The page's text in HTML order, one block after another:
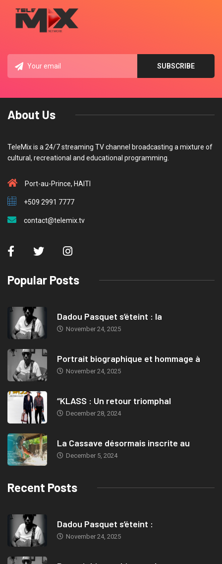
About Us
TeleMix is a 24/7 streaming TV channel broadcasting a mixture of
cultural, recreational and educational programming.
Port-au-Prince, HAITI
+509 2991 7777
contact@telemix.tv
Popular Posts
Dadou Pasquet s’éteint : la
November 24, 2025
Portrait biographique et hommage à
November 24, 2025
“KLASS : Un retour triomphal
December 28, 2024
La Cassave désormais inscrite au
December 5, 2024
Recent Posts
Dadou Pasquet s’éteint :
November 24, 2025